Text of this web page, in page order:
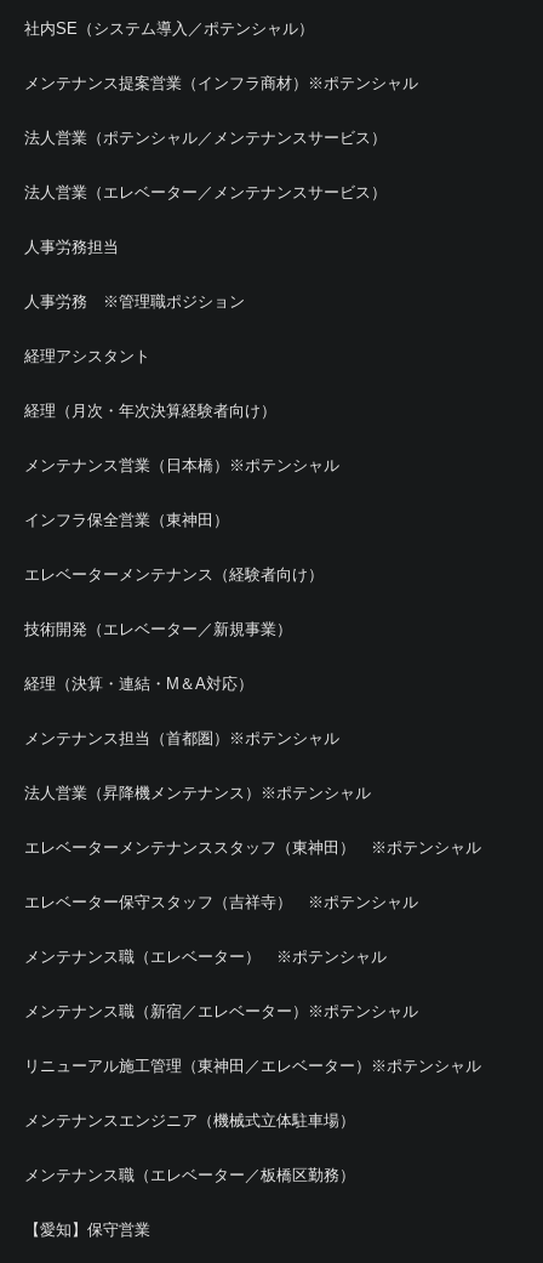
社内SE（システム導入／ポテンシャル）
メンテナンス提案営業（インフラ商材）※ポテンシャル
法人営業（ポテンシャル／メンテナンスサービス）
法人営業（エレベーター／メンテナンスサービス）
人事労務担当
人事労務 ※管理職ポジション
経理アシスタント
経理（月次・年次決算経験者向け）
メンテナンス営業（日本橋）※ポテンシャル
インフラ保全営業（東神田）
エレベーターメンテナンス（経験者向け）
技術開発（エレベーター／新規事業）
経理（決算・連結・M＆A対応）
メンテナンス担当（首都圏）※ポテンシャル
法人営業（昇降機メンテナンス）※ポテンシャル
エレベーターメンテナンススタッフ（東神田） ※ポテンシャル
エレベーター保守スタッフ（吉祥寺） ※ポテンシャル
メンテナンス職（エレベーター） ※ポテンシャル
メンテナンス職（新宿／エレベーター）※ポテンシャル
リニューアル施工管理（東神田／エレベーター）※ポテンシャル
メンテナンスエンジニア（機械式立体駐車場）
メンテナンス職（エレベーター／板橋区勤務）
【愛知】保守営業